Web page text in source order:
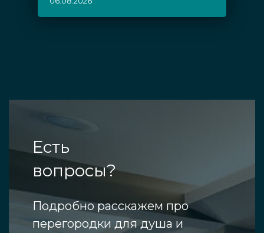
Есть
вопросы?
Подробно расскажем про
перегородки для душа и